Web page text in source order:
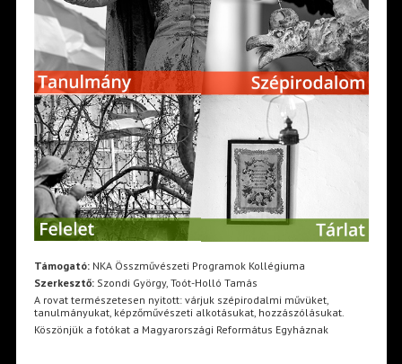
Támogató:NKA Összművészeti Programok Kollégiuma
Szerkesztő:Szondi György, Toót-Holló Tamás
A rovat természetesen nyitott: várjuk szépirodalmi művüket,
tanulmányukat, képzőművészeti alkotásukat, hozzászólásukat.
Köszönjük a fotókat a Magyarországi Református Egyháznak